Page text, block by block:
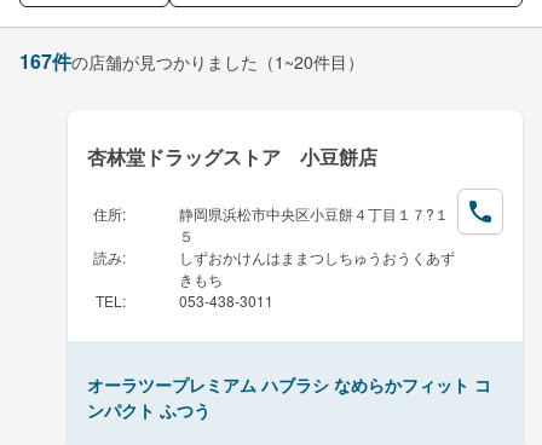
167件の店舗が見つかりました （1~20件目）
杏林堂ドラッグストア 小豆餅店
住所:
静岡県浜松市中央区小豆餅４丁目１７?１
５
読み:
しずおかけんはままつしちゅうおうくあず
きもち
TEL : 053-438-3011
オーラツープレミアム ハブラシ なめらかフィット コ
ンパクト ふつう